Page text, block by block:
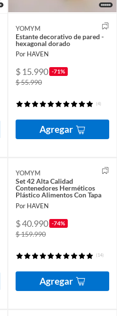
YOMYM
Estante decorativo de pared -
hexagonal dorado
Por HAVEN
$ 15.990 -71%
$ 55.990
(4)
Agregar
YOMYM
Set 42 Alta Calidad
Contenedores Herméticos
Plástico Alimentos Con Tapa
Por HAVEN
$ 40.990 -74%
$ 159.990
(14)
Agregar